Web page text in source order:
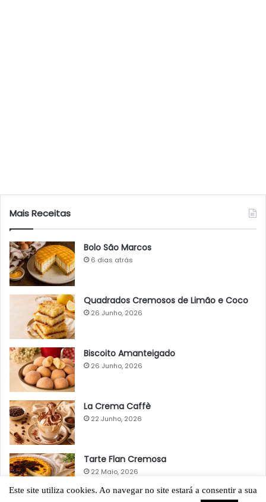
Mais Receitas
Bolo São Marcos
6 dias atrás
Quadrados Cremosos de Limão e Coco
26 Junho, 2026
Biscoito Amanteigado
26 Junho, 2026
La Crema Caffè
22 Junho, 2026
Tarte Flan Cremosa
22 Maio, 2026
Este site utiliza cookies. Ao navegar no site estará a consentir a sua